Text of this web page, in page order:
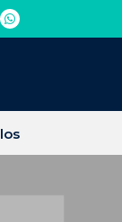
Elemento
del